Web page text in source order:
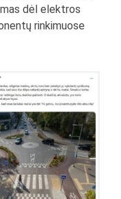
dėl elektros
rinkimuose